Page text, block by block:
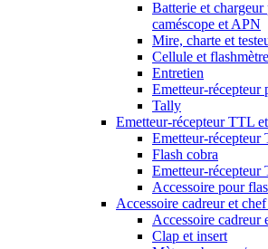
Batterie et chargeur
caméscope et APN
Mire, charte et
Cellule et flashmètre
Entretien
Emetteur-récepteur
Tally
Emetteur-récepteur TTL
Emetteur-récepteur
Flash cobra
Emetteur-récepteur
Accessoire pour
Accessoire cadreur et
Accessoire cadreur
Clap et insert